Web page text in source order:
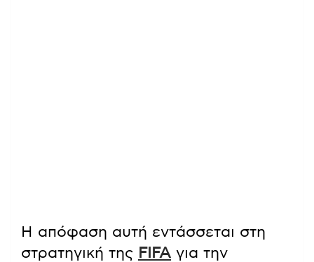
Η απόφαση αυτή εντάσσεται στη
στρατηγική της FIFA για την